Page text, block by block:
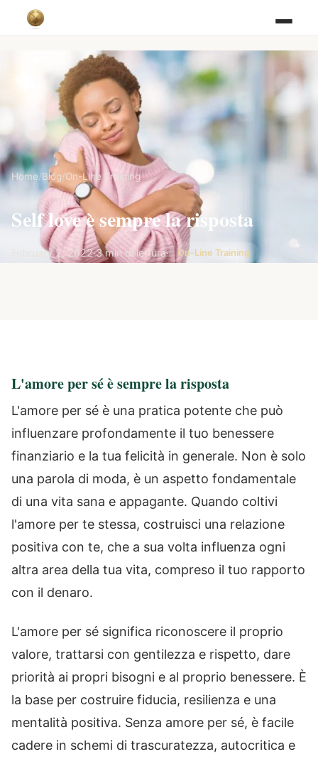
Home/Blog/On-Line Training
Self love è sempre la risposta
February 2, 2022·3 min di lettura· On-Line Training
L'amore per sé è sempre la risposta
L'amore per sé è una pratica potente che può
influenzare profondamente il tuo benessere
finanziario e la tua felicità in generale. Non è solo
una parola di moda, è un aspetto fondamentale
di una vita sana e appagante. Quando coltivi
l'amore per te stessa, costruisci una relazione
positiva con te, che a sua volta influenza ogni
altra area della tua vita, compreso il tuo rapporto
con il denaro.
L'amore per sé significa riconoscere il proprio
valore, trattarsi con gentilezza e rispetto, dare
priorità ai propri bisogni e al proprio benessere. È
la base per costruire fiducia, resilienza e una
mentalità positiva. Senza amore per sé, è facile
cadere in schemi di trascuratezza, autocritica e